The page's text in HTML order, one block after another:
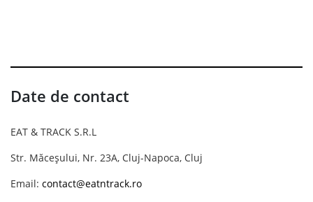
Date de contact
EAT & TRACK S.R.L
Str. Măceșului, Nr. 23A, Cluj-Napoca, Cluj
Email: contact@eatntrack.ro